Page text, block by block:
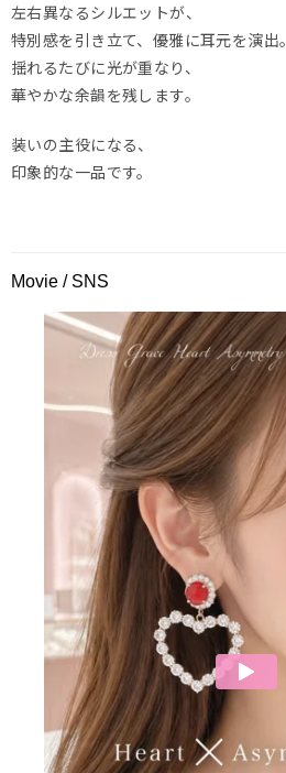
左右異なるシルエットが、
特別感を引き立て、優雅に耳元を演出。
揺れるたびに光が重なり、
華やかな余韻を残します。
装いの主役になる、
印象的な一品です。
Movie / SNS